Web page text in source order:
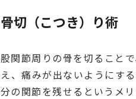
骨切（こつき）り術
股関節周りの骨を切ること
え、痛みが出ないようにす
分の関節を残せるというメ